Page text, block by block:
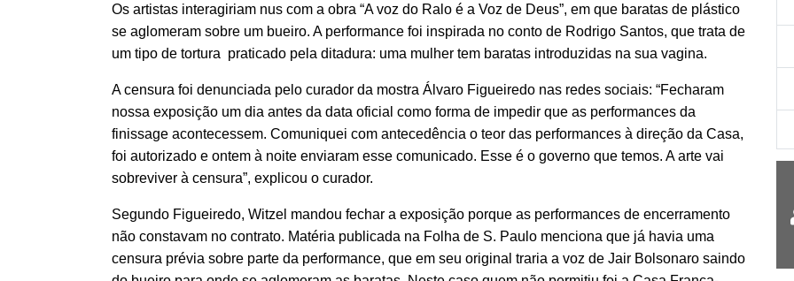
Os artistas interagiriam nus com a obra “A voz do Ralo é a Voz de Deus”, em que baratas de plástico
se aglomeram sobre um bueiro. A performance foi inspirada no conto de Rodrigo Santos, que trata de
um tipo de tortura praticado pela ditadura: uma mulher tem baratas introduzidas na sua vagina.
A censura foi denunciada pelo curador da mostra Álvaro Figueiredo nas redes sociais: “Fecharam
nossa exposição um dia antes da data oficial como forma de impedir que as performances da
finissage acontecessem. Comuniquei com antecedência o teor das performances à direção da Casa,
foi autorizado e ontem à noite enviaram esse comunicado. Esse é o governo que temos. A arte vai
sobreviver à censura”, explicou o curador.
Segundo Figueiredo, Witzel mandou fechar a exposição porque as performances de encerramento
não constavam no contrato. Matéria publicada na Folha de S. Paulo menciona que já havia uma
censura prévia sobre parte da performance, que em seu original traria a voz de Jair Bolsonaro saindo